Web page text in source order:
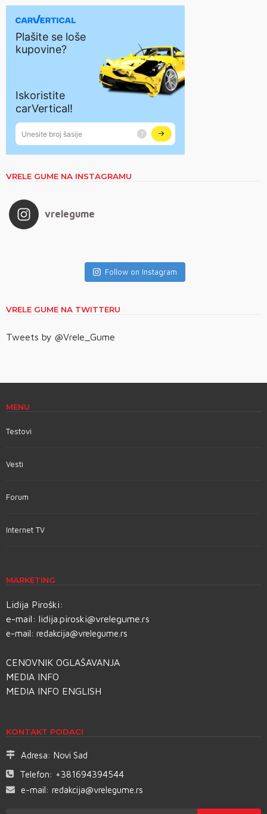
VRELE GUME NA INSTAGRAMU
vrelegume
Follow on Instagram
VRELE GUME NA TWITTERU
Tweets by @Vrele_Gume
MENU
Testovi
Vesti
Forum
Internet TV
MARKETING
Lidija Piroški:
e-mail: lidija.piroski@vrelegume.rs
e-mail: redakcija@vrelegume.rs
CENOVNIK OGLAŠAVANJA
MEDIA INFO
MEDIA INFO ENGLISH
KONTAKT PODACI
Adresa: Novi Sad
Telefon: +381694394544
e-mail: redakcija@vrelegume.rs